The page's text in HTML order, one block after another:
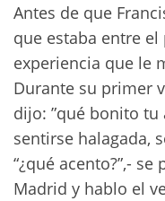
Antes de que
que estaba entre
experiencia que le
Durante su primer
dijo: ”qué bonito tu
sentirse halagada,
“¿qué acento?”,-
Madrid y hablo el